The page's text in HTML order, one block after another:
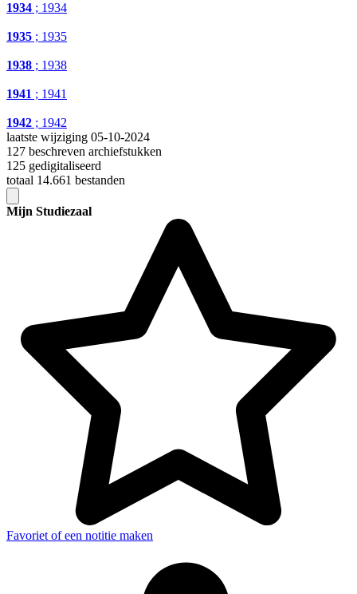
1934 ; 1934
1935 ; 1935
1938 ; 1938
1941 ; 1941
1942 ; 1942
laatste wijziging 05-10-2024
127 beschreven archiefstukken
125 gedigitaliseerd
totaal 14.661 bestanden
Mijn Studiezaal
Favoriet of een notitie maken